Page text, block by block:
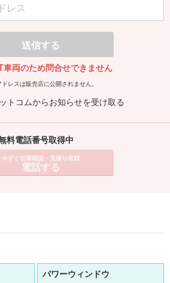
送信する
車両のため問合せできません
レスは販売店に公開されません。
トコムからお知らせを受け取る
料電話番号取得中
今すぐ在庫確認・見積り依頼
電話する
パワーウィンドウ